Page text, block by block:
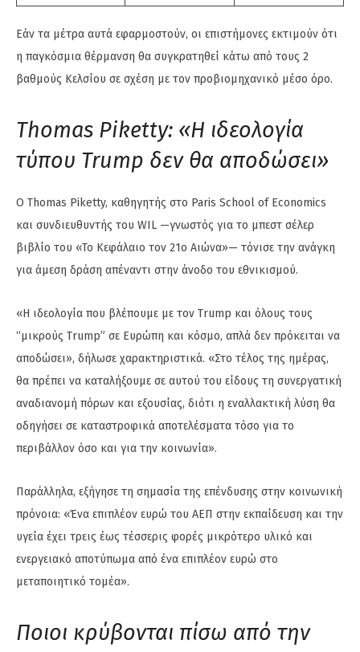
Εάν τα μέτρα αυτά εφαρμοστούν, οι επιστήμονες εκτιμούν ότι
η παγκόσμια θέρμανση θα συγκρατηθεί κάτω από τους 2
βαθμούς Κελσίου σε σχέση με τον προβιομηχανικό μέσο όρο.
Thomas Piketty: «Η ιδεολογία
τύπου Trump δεν θα αποδώσει»
Ο Thomas Piketty, καθηγητής στο Paris School of Economics
και συνδιευθυντής του WIL —γνωστός για το μπεστ σέλερ
βιβλίο του «Το Κεφάλαιο τον 21ο Αιώνα»— τόνισε την ανάγκη
για άμεση δράση απέναντι στην άνοδο του εθνικισμού.
«Η ιδεολογία που βλέπουμε με τον Trump και όλους τους
“μικρούς Trump” σε Ευρώπη και κόσμο, απλά δεν πρόκειται να
αποδώσει», δήλωσε χαρακτηριστικά. «Στο τέλος της ημέρας,
θα πρέπει να καταλήξουμε σε αυτού του είδους τη συνεργατική
αναδιανομή πόρων και εξουσίας, διότι η εναλλακτική λύση θα
οδηγήσει σε καταστροφικά αποτελέσματα τόσο για το
περιβάλλον όσο και για την κοινωνία».
Παράλληλα, εξήγησε τη σημασία της επένδυσης στην κοινωνική
πρόνοια: «Ένα επιπλέον ευρώ του ΑΕΠ στην εκπαίδευση και την
υγεία έχει τρεις έως τέσσερις φορές μικρότερο υλικό και
ενεργειακό αποτύπωμα από ένα επιπλέον ευρώ στο
μεταποιητικό τομέα».
Ποιοι κρύβονται πίσω από την